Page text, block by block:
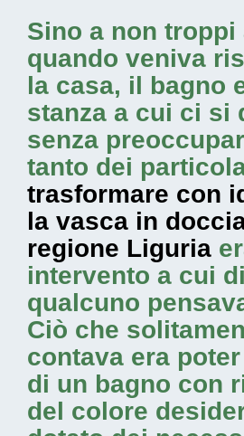
Sino a non troppi
quando veniva
la casa, il bagno
stanza a cui ci si
senza
tanto dei
trasformare con
la vasca in
regione Liguria
intervento a cui
qualcuno
Ciò che
contava era
di un bagno con
del colore